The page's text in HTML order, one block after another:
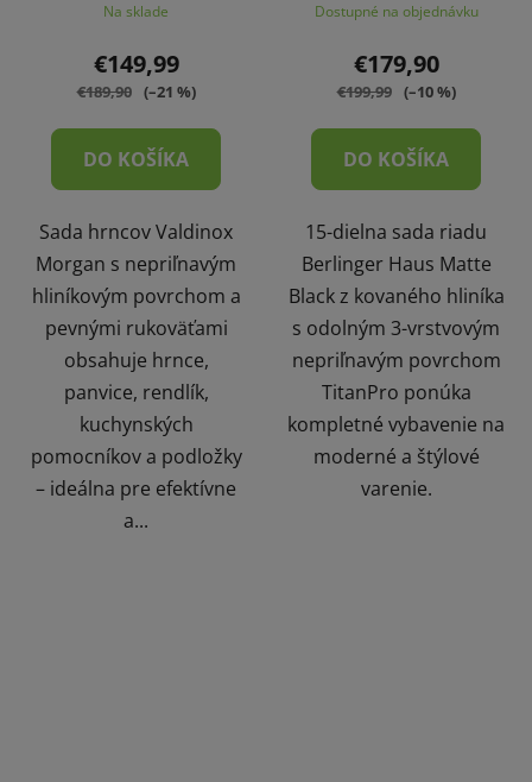
Na sklade
€149,99
€189,90 (–21 %)
DO KOŠÍKA
Sada hrncov Valdinox
Morgan s nepriľnavým
hliníkovým povrchom a
pevnými rukoväťami
obsahuje hrnce,
panvice, rendlík,
kuchynských
pomocníkov a podložky
– ideálna pre efektívne
a...
Dostupné na objednávku
€179,90
€199,99 (–10 %)
DO KOŠÍKA
15-dielna sada riadu
Berlinger Haus Matte
Black z kovaného hliníka
s odolným 3-vrstvovým
nepriľnavým povrchom
TitanPro ponúka
kompletné vybavenie na
moderné a štýlové
varenie.